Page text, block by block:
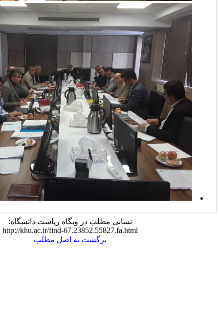
نشانی مطلب در وبگاه ریاست دانشگاه:
http://khu.ac.ir/find-67.23852.55827.fa.html